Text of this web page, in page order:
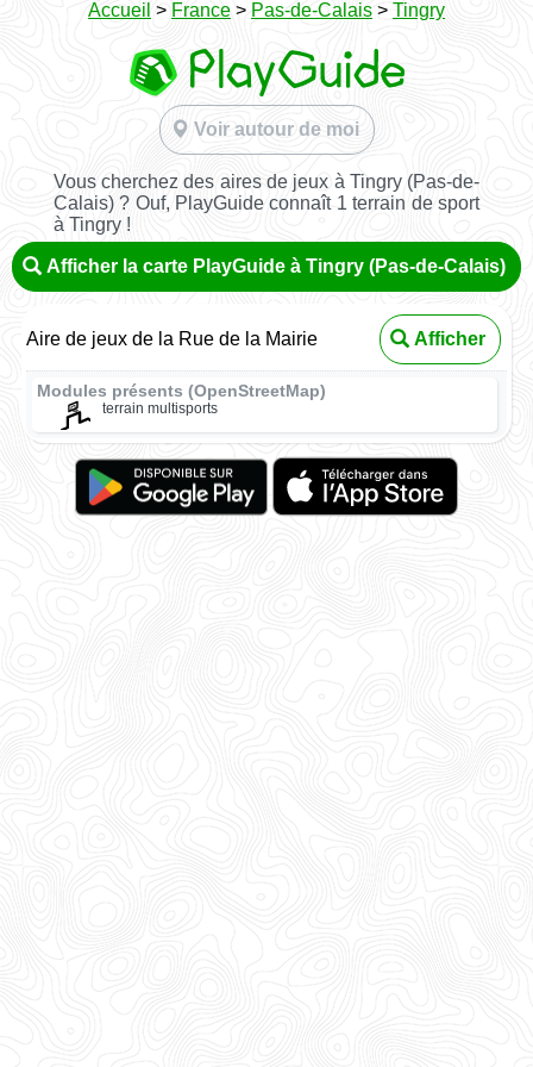
Accueil > France > Pas-de-Calais > Tingry
Voir autour de moi
Vous cherchez des aires de jeux à Tingry (Pas-de-
Calais) ? Ouf, PlayGuide connaît 1 terrain de sport
à Tingry !
Afficher la carte PlayGuide à Tingry (Pas-de-Calais)
Aire de jeux de la Rue de la Mairie Afficher
Modules présents (OpenStreetMap)
terrain multisports